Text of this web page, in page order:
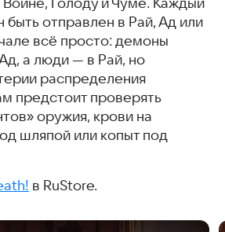
быть отправлен в Рай, Ад или
всё просто: демоны
а люди — в Рай, но
распределения
предстоит проверять
оружия, крови на
шляпой или копыт под
в RuStore.